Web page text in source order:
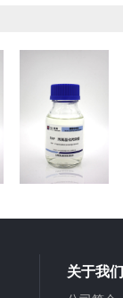
关于我们